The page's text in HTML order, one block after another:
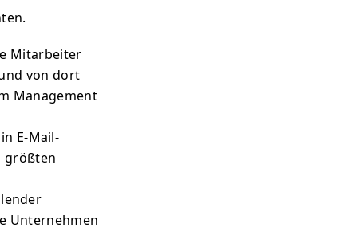
Mitarbeiter
von dort
Management
E-Mail-
größten
Unternehmen